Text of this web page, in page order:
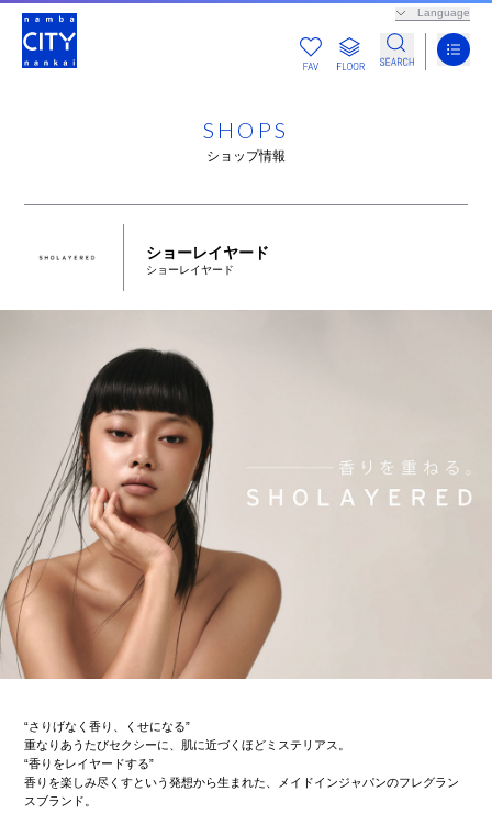
Language
SHOPS
ショップ情報
ショーレイヤード
ショーレイヤード
“さりげなく香り、くせになる”
重なりあうたびセクシーに、肌に近づくほどミステリアス。
“香りをレイヤードする”
香りを楽しみ尽くすという発想から生まれた、メイドインジャパンのフレグラン
スブランド。